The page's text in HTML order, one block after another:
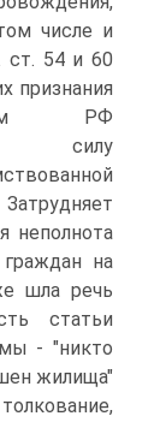
числе и
ст. 54 и 60
признания
РФ
в силу
неполнота
на
шла речь
статьи
- "никто
жилища"